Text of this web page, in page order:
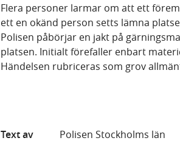
Flera personer larmar om att ett
ett en okänd person setts lämna
Polisen påbörjar en jakt på
platsen. Initialt förefaller enbart
Händelsen rubriceras som grov
Text av
Polisen Stockholms län